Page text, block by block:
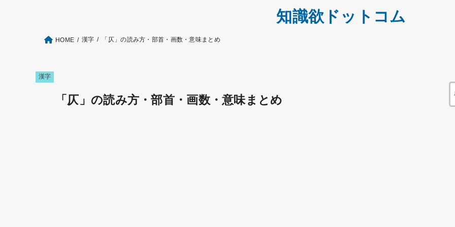
知識欲ドットコム
HOME 漢字 「仄」の読み方・部首・画数・意味まとめ
漢字
「仄」の読み方・部首・画数・意味まとめ